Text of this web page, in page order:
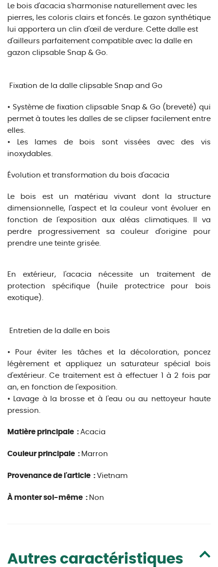
Le bois d'acacia s'harmonise naturellement avec les
pierres, les coloris clairs et foncés. Le gazon synthétique
lui apportera un clin d'œil de verdure. Cette dalle est
d'ailleurs parfaitement compatible avec la dalle en
gazon clipsable Snap & Go.
Fixation de la dalle clipsable Snap and Go
• Système de fixation clipsable Snap & Go (breveté) qui
permet à toutes les dalles de se clipser facilement entre
elles.
• Les lames de bois sont vissées avec des vis
inoxydables.
Évolution et transformation du bois d'acacia
Le bois est un matériau vivant dont la structure
dimensionnelle, l'aspect et la couleur vont évoluer en
fonction de l'exposition aux aléas climatiques. Il va
perdre progressivement sa couleur d'origine pour
prendre une teinte grisée.
En extérieur, l'acacia nécessite un traitement de
protection spécifique (huile protectrice pour bois
exotique).
Entretien de la dalle en bois
• Pour éviter les tâches et la décoloration, poncez
légèrement et appliquez un saturateur spécial bois
d'extérieur. Ce traitement est à effectuer 1 à 2 fois par
an, en fonction de l'exposition.
• Lavage à la brosse et à l'eau ou au nettoyeur haute
pression.
Matière principale : Acacia
Couleur principale : Marron
Provenance de l'article : Vietnam
À monter soi-même : Non
Autres caractéristiques